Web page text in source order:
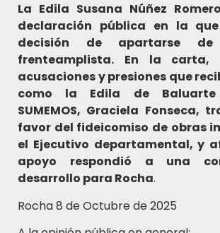
La Edila Susana Núñez
declaración pública en la
decisión de apartarse
frenteamplista. En la carta,
acusaciones y presiones que
como la Edila de Baluarte
SUMEMOS, Graciela Fonseca,
favor del fideicomiso de obras
el Ejecutivo departamental, y
apoyo respondió a una
desarrollo para Rocha.
Rocha 8 de Octubre de 2025